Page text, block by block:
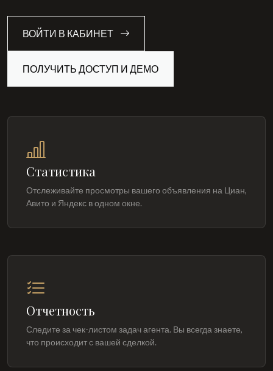
ВОЙТИ В КАБИНЕТ
ПОЛУЧИТЬ ДОСТУП И ДЕМО
Статистика
Отслеживайте просмотры вашего объявления на Циан,
Авито и Яндекс в одном окне.
Отчетность
Следите за чек-листом задач агента. Вы всегда знаете,
что происходит с вашей сделкой.